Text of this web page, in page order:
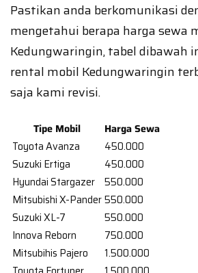
Pastikan anda berkomunikasi
mengetahui berapa harga sewa
Kedungwaringin, tabel dibawah
rental mobil Kedungwaringin
saja kami revisi.
Tipe Mobil
Harga Sewa
Toyota Avanza
450.000
Suzuki Ertiga
450.000
Hyundai Stargazer
550.000
Mitsubishi X-Pander550.000
Suzuki XL-7
550.000
Innova Reborn
750.000
Mitsubihis Pajero
1.500.000